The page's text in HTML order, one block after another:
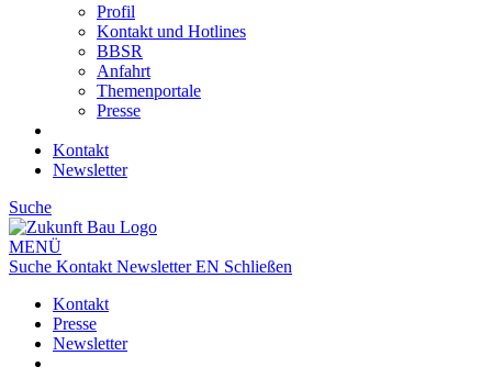
Profil
Kontakt und Hotlines
BBSR
Anfahrt
Themenportale
Presse
Kontakt
Newsletter
Suche
MENÜ
Suche Kontakt NewsletterEN Schließen
Kontakt
Presse
Newsletter